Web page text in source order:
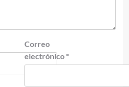
Correo
electrónico *